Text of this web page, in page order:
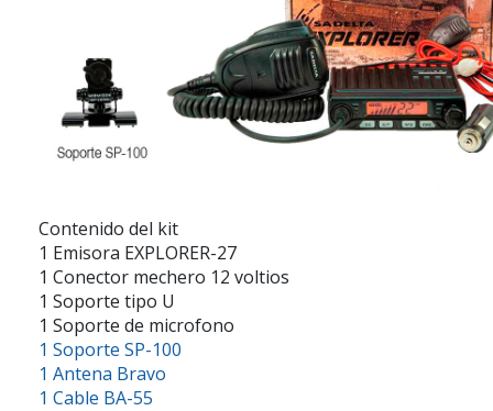
Contenido del kit
1 Emisora EXPLORER-27
1 Conector mechero 12 voltios
1 Soporte tipo U
1 Soporte de microfono
1 Soporte SP-100
1 Antena Bravo
1 Cable BA-55